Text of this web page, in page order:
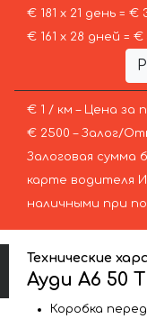
€ 181 х 21 день =
€ 161 х 28 дней =
€ 1 / км – Цена за
€ 2500 – Залог/
Залоговая сумма
карте водителя
наличными при
Технические
Ауди A6 50
Коробка